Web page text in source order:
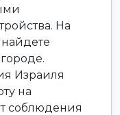
На
Израиля
на
соблюдения